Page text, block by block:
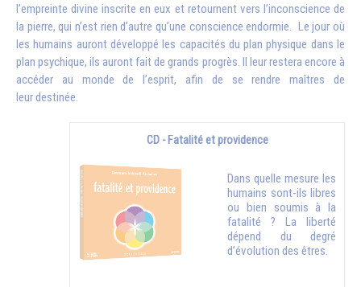
l’empreinte divine inscrite en eux et retournent vers l’inconscience de
la pierre, qui n’est rien d’autre qu’une conscience endormie. Le jour où
les humains auront développé les capacités du plan physique dans le
plan psychique, ils auront fait de grands progrès. Il leur restera encore à
accéder au monde de l’esprit, afin de se rendre maîtres de
leur destinée.
CD - Fatalité et providence
Dans quelle mesure les
humains sont-ils libres
ou bien soumis à la
fatalité ? La liberté
dépend du degré
d’évolution des êtres.